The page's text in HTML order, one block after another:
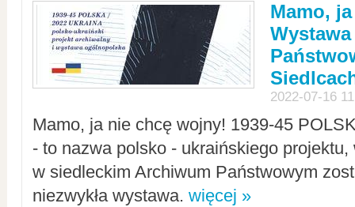
Mamo,
2022-07-16
Mamo, ja nie chcę wojny! 1939-45
- to nazwa polsko - ukraińskiego
w siedleckim Archiwum Państwowym
niezwykła wystawa. więcej »